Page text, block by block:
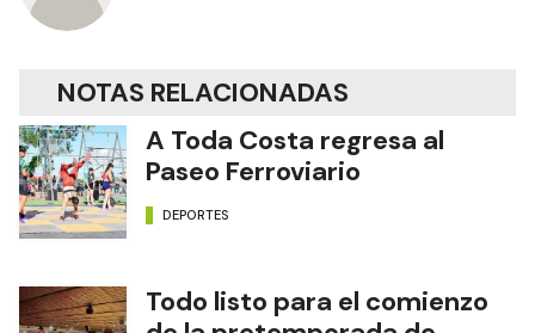
NOTAS RELACIONADAS
A Toda Costa regresa al
Paseo Ferroviario
DEPORTES
Todo listo para el comienzo